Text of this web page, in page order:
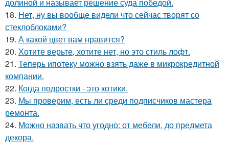
18. Нет, ну вы вообще видели что сейчас творят со
стеклоблоками?
19. А какой цвет вам нравится?
20. Хотите верьте, хотите нет, но это стиль лофт.
21. Теперь ипотеку можно взять даже в микрокредитной
компании.
22. Когда подростки - это котики.
23. Мы проверим, есть ли среди подписчиков мастера
ремонта.
24. Можно назвать что угодно: от мебели, до предмета
декора.